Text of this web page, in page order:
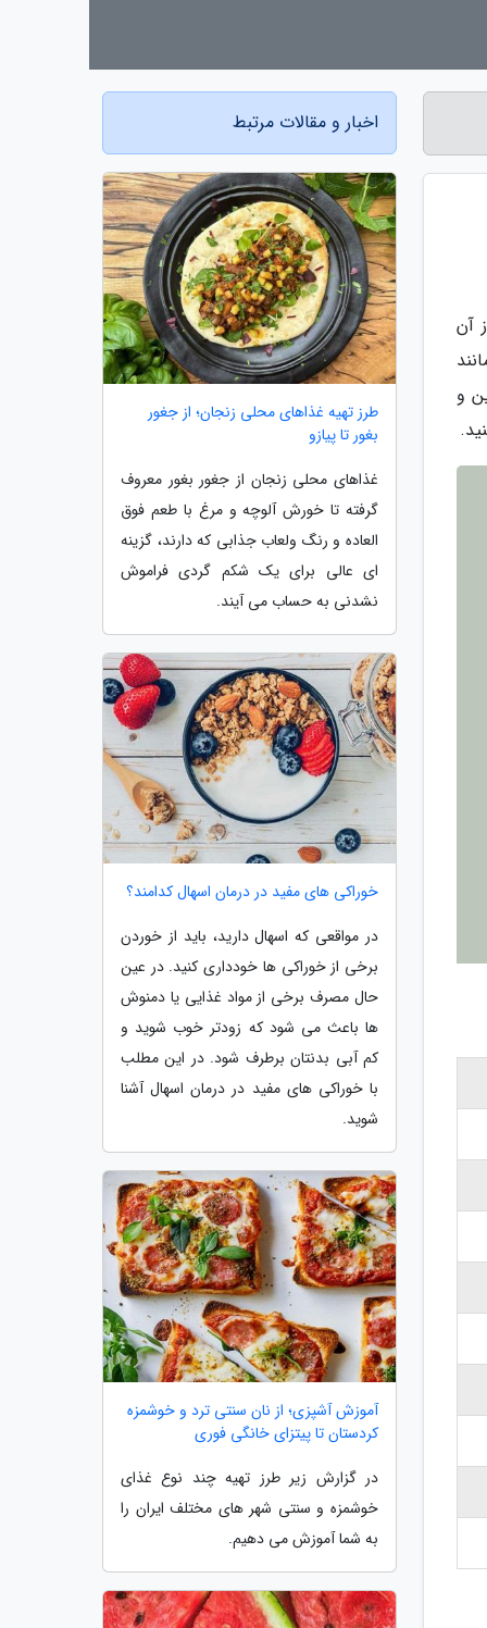
آن
و
اخبار و مقالات مرتبط
طرز تهیه غذاهای محلی زنجان؛ از جغور
بغور تا پیازو
غذاهای محلی زنجان از جغور بغور معروف
گرفته تا خورش آلوچه و مرغ با طعم فوق
العاده و رنگ ولعاب جذابی که دارند، گزینه
ای عالی برای یک شکم گردی فراموش
نشدنی به حساب می آیند.
خوراکی های مفید در درمان اسهال کدامند؟
در مواقعی که اسهال دارید، باید از خوردن
برخی از خوراکی ها خودداری کنید. در عین
حال مصرف برخی از مواد غذایی یا دمنوش
ها باعث می شود که زودتر خوب شوید و
کم آبی بدنتان برطرف شود. در این مطلب
با خوراکی های مفید در درمان اسهال آشنا
شوید.
آموزش آشپزی؛ از نان سنتی ترد و خوشمزه
کردستان تا پیتزای خانگی فوری
در گزارش زیر طرز تهیه چند نوع غذای
خوشمزه و سنتی شهر های مختلف ایران را
به شما آموزش می دهیم.